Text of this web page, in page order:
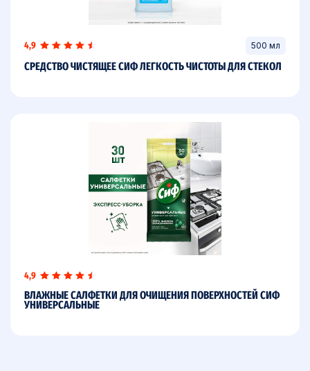
4,9 500 мл
СРЕДСТВО ЧИСТЯЩЕЕ СИФ ЛЕГКОСТЬ ЧИСТОТЫ ДЛЯ СТЕКОЛ
4,9
ВЛАЖНЫЕ САЛФЕТКИ ДЛЯ ОЧИЩЕНИЯ ПОВЕРХНОСТЕЙ СИФ
УНИВЕРСАЛЬНЫЕ